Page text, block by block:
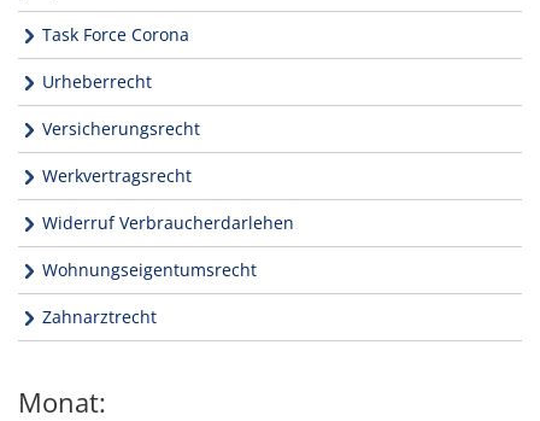
Task Force Corona
Urheberrecht
Versicherungsrecht
Werkvertragsrecht
Widerruf Verbraucherdarlehen
Wohnungseigentumsrecht
Zahnarztrecht
Monat: